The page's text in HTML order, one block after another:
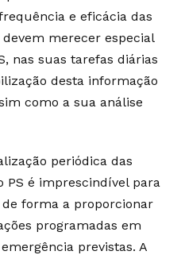
e eficácia das
merecer especial
nas suas tarefas diárias
desta informação
como a sua análise
periódica das
PS é imprescindível para
forma a proporcionar
programadas em
previstas. A